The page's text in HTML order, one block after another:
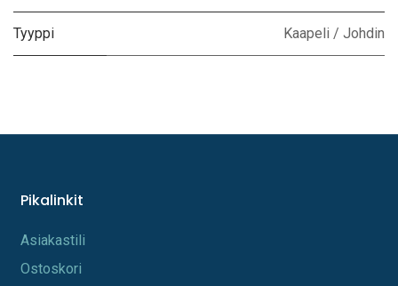
Tyyppi Kaapeli / Johdin
Pikalinkit
A​s​iakastili
Os​toskori